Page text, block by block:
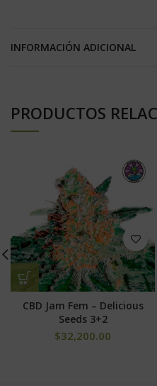
INFORMACIÓN ADICIONAL
PRODUCTOS
CBD Jam Fem – Delicious
Seeds 3+2
$32,200.00